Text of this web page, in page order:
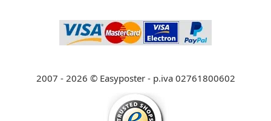
2007 - 2026 © Easyposter - p.iva 02761800602